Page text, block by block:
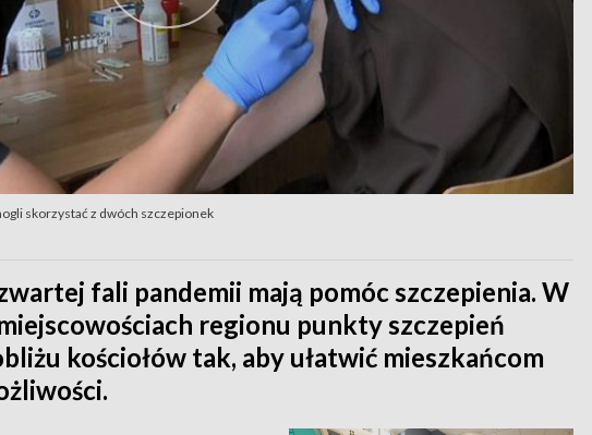
skorzystać z dwóch szczepionek
fali pandemii mają pomóc szczepienia. W
regionu punkty szczepień
kościołów tak, aby ułatwić mieszkańcom